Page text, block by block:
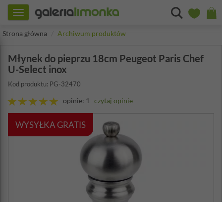
Toggle
navigation
Strona główna
Archiwum produktów
Młynek do pieprzu 18cm Peugeot Paris Chef
U-Select inox
Kod produktu: PG-32470
opinie: 1 czytaj opinie
WYSYŁKA GRATIS